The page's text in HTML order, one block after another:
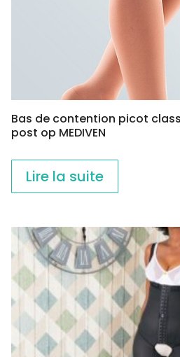
Bas de contention picot
post op MEDIVEN
Lire la suite